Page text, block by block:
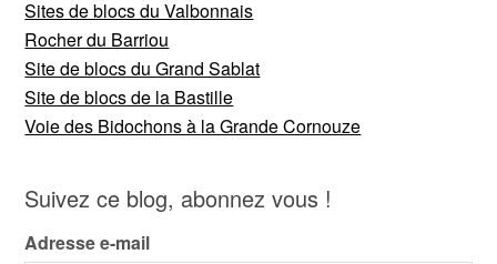
Sites de blocs du Valbonnais
Rocher du Barriou
Site de blocs du Grand Sablat
Site de blocs de la Bastille
Voie des Bidochons à la Grande Cornouze
Suivez ce blog, abonnez vous !
Adresse e-mail